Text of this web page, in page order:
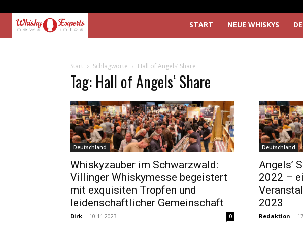
START NEUE WHISKYS
Start Schlagworte Hall of Angels‘ Share
Tag: Hall of Angels‘ Share
Deutschland
Whiskyzauber im Schwarzwald:
Villinger Whiskymesse begeistert
mit exquisiten Tropfen und
leidenschaftlicher Gemeinschaft
Dirk - 10.11.2023 0
Deutschland
Angels’
2022 –
2023
Redaktion -